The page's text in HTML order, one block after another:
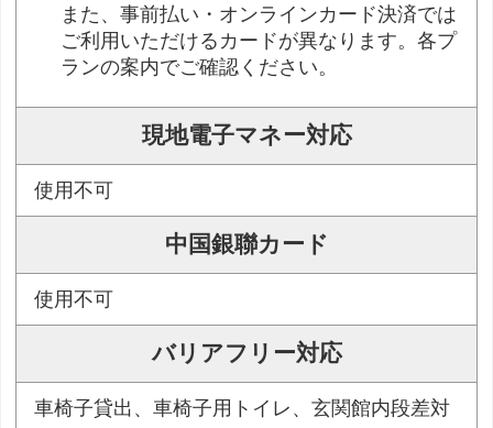
また、事前払い・オンラインカード決済では
ご利用いただけるカードが異なります。各プ
ランの案内でご確認ください。
現地電子マネー対応
使用不可
中国銀聯カード
使用不可
バリアフリー対応
車椅子貸出、車椅子用トイレ、玄関館内段差対